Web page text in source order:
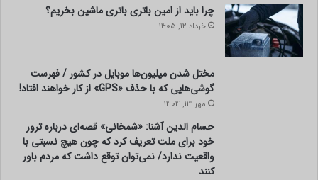
چرا باید از امین باتری باتری ماشین بخریم؟
خرداد 12, 1405
مختل شدن میلیون‌ها موبایل در کشور / فهرست
گوشی‌هایی که با حذف «GPS» از کار خواهند افتاد!
مهر 13, 1404
حسام الدین آشنا: «شمخانی» قصه‌ای درباره ترور
خود برای ملت تعریف کرد که چون هیچ نسبتی با
واقعیت ندارد/ نمی‌توان توقع داشت که مردم باور
کنند